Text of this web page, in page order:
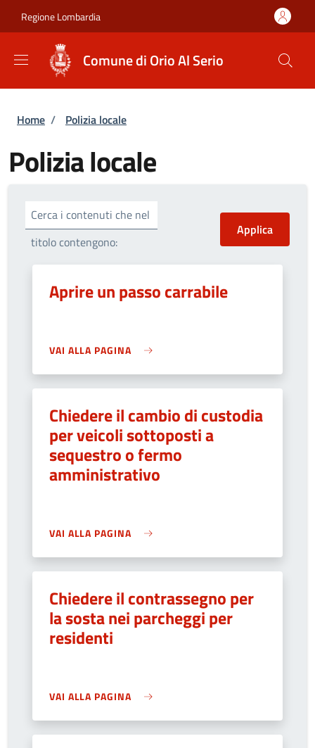
Regione Lombardia
Comune di Orio Al Serio
Briciole di pane
Home / Polizia locale
Polizia locale
Cerca i contenuti che nel
titolo contengono:
Aprire un passo carrabile
VAI ALLA PAGINA
Chiedere il cambio di custodia
per veicoli sottoposti a
sequestro o fermo
amministrativo
VAI ALLA PAGINA
Chiedere il contrassegno per
la sosta nei parcheggi per
residenti
VAI ALLA PAGINA